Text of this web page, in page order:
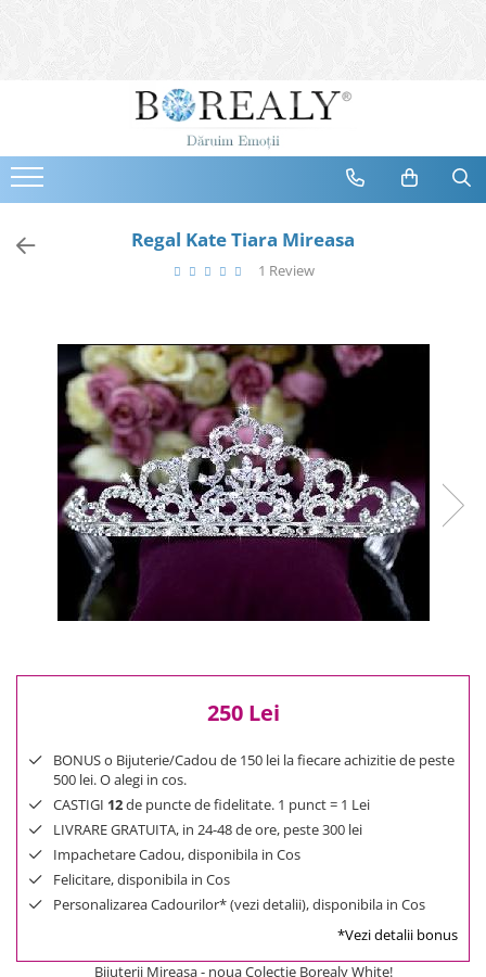
Bijuterii
Cercei
Bratari
Coliere
Destinatari
Bijuterii Femei
Bijuterii Copii
Bijuterii Mirese
Selectii
Reduceri
Cele mai noi
Cele mai vandute
Cele mai votate
Cu video
0 Lei - 100 Lei
300 Lei - 500 Lei
500 Lei - 1000 Lei
1000 Lei +
Regal Kate Tiara Mireasa
1 Review
250 Lei
BONUS o Bijuterie/Cadou de 150 lei la fiecare achizitie de peste
500 lei. O alegi in cos.
CASTIGI 12de puncte de fidelitate. 1 punct = 1 Lei
LIVRARE GRATUITA, in 24-48 de ore, peste 300 lei
Impachetare Cadou, disponibila in Cos
Felicitare, disponibila in Cos
Personalizarea Cadourilor* (vezi detalii), disponibila in Cos
*Vezi detalii bonus
Bijuterii Mireasa - noua Colectie Borealy White!